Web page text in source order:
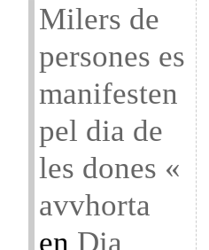
Milers de
persones es
manifesten
pel dia de
les dones «
avvhorta
en Dia